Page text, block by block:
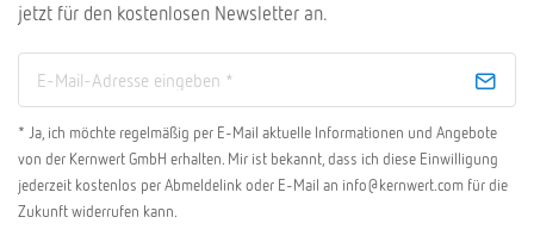
jetzt für den kostenlosen Newsletter an.
* Ja, ich möchte regelmäßig per E-Mail aktuelle Informationen und Angebote
von der Kernwert GmbH erhalten. Mir ist bekannt, dass ich diese Einwilligung
jederzeit kostenlos per Abmeldelink oder E-Mail an info@kernwert.com für die
Zukunft widerrufen kann.